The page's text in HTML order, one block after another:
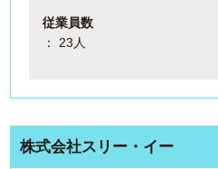
従業員数
： 23人
株式会社スリー・イー